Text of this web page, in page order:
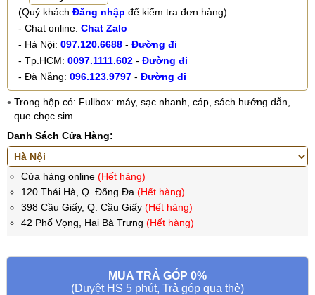
(Quý khách Đăng nhập để kiểm tra đơn hàng)
- Chat online: Chat Zalo
- Hà Nội: 097.120.6688 - Đường đi
- Tp.HCM: 0097.1111.602 - Đường đi
- Đà Nẵng: 096.123.9797 - Đường đi
Trong hộp có: Fullbox: máy, sạc nhanh, cáp, sách hướng dẫn,
que chọc sim
Danh Sách Cửa Hàng:
Cửa hàng online (Hết hàng)
120 Thái Hà, Q. Đống Đa (Hết hàng)
398 Cầu Giấy, Q. Cầu Giấy (Hết hàng)
42 Phố Vọng, Hai Bà Trưng (Hết hàng)
MUA TRẢ GÓP 0%
(Duyệt HS 5 phút, Trả góp qua thẻ)